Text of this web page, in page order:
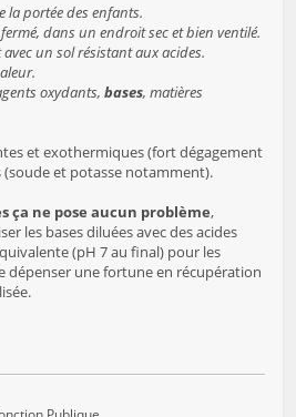
la portée des enfants.
dans un endroit sec et bien ventilé.
un sol résistant aux acides.
oxydants, bases, matières
et exothermiques (fort dégagement
(soude et potasse notamment).
ça ne pose aucun problème,
les bases diluées avec des acides
(pH 7 au final) pour les
dépenser une fortune en récupération